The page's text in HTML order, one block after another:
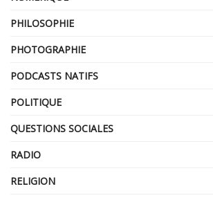
PHILOSOPHIE
PHOTOGRAPHIE
PODCASTS NATIFS
POLITIQUE
QUESTIONS SOCIALES
RADIO
RELIGION